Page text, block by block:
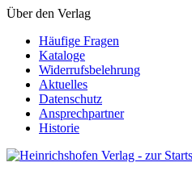
Über den Verlag
Häufige Fragen
Kataloge
Widerrufsbelehrung
Aktuelles
Datenschutz
Ansprechpartner
Historie